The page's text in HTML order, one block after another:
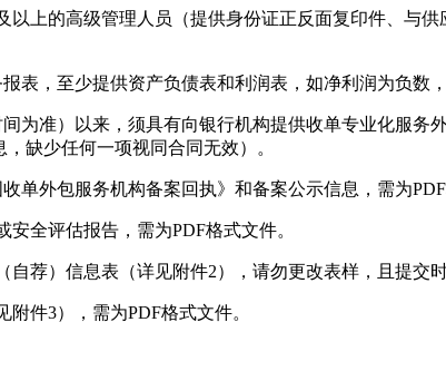
以上的高级管理人员（提供身份证正反面复印件、与
表，至少提供资产负债表和利润表，如净利润为负数
为准）以来，须具有向银行机构提供收单专业化服
缺少任何一项视同合同无效）。
单外包服务机构备案回执》和备案公示信息，需为PDF
全评估报告，需为PDF格式文件。
自荐）信息表（详见附件2），请勿更改表样，且提交
件3），需为PDF格式文件。